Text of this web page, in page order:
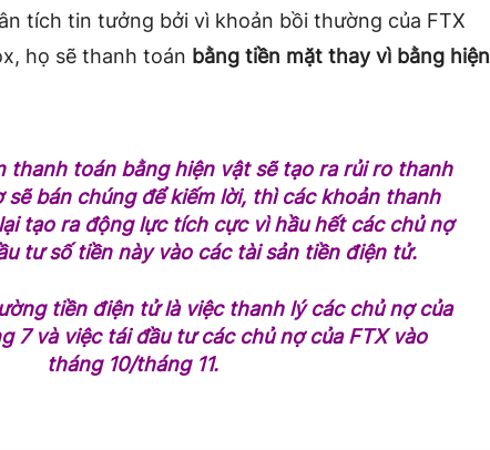
tích tin tưởng bởi vì khoản bồi thường của FTX
họ sẽ thanh toán bằng tiền mặt thay vì bằng hiện
thanh toán bằng hiện vật sẽ tạo ra rủi ro thanh
sẽ bán chúng để kiếm lời, thì các khoản thanh
tạo ra động lực tích cực vì hầu hết các chủ nợ
tư số tiền này vào các tài sản tiền điện tử.
tiền điện tử là việc thanh lý các chủ nợ của
7 và việc tái đầu tư các chủ nợ của FTX vào
tháng 10/tháng 11.